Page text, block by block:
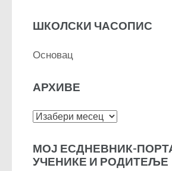
ШКОЛСКИ ЧАСОПИС
Основац
АРХИВЕ
Архиве
МОЈ ЕСДНЕВНИК-
УЧЕНИКЕ И РОДИТЕЉЕ